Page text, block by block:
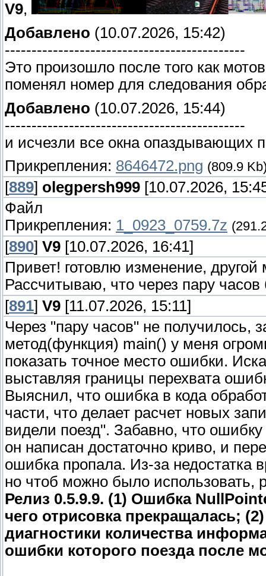
V9,
Добавлено (10.07.2026, 15:42)
---------------------------------------------
Это произошло после того как
поменял номер для следования
Добавлено (10.07.2026, 15:44)
---------------------------------------------
и исчезли все окна опаздывающих
Прикрепления: 8646472.png (809.9
[889] olegpersh999 [10.07.2026,
Файл
Прикрепления: 1_0923_0759.7z
[890] V9 [10.07.2026, 16:41]
Привет! готовлю изменение,
Рассчитываю, что через пару часов
[891] V9 [11.07.2026, 15:11]
Через "пару часов" не получилось,
метод(функция) main() у меня
показать точное место ошибки.
выставляя границы перехвата
Выяснил, что ошибка в кода
части, что делает расчет новых
видели поезд". Забавно, что
он написан достаточно криво, и
ошибка пропала. Из-за недостатка
но чтоб можно было использовать,
Релиз 0.5.9.9. (1) Ошибка
чего отрисовка прекращалась;
диагностики количества
ошибки которого поезда после